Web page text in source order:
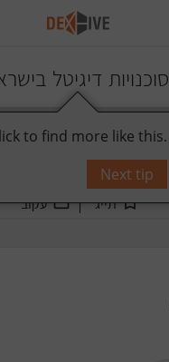
סוכנויות דיגיטל
0 תגובות
תייג עקוב
to find more like this.
Next tip